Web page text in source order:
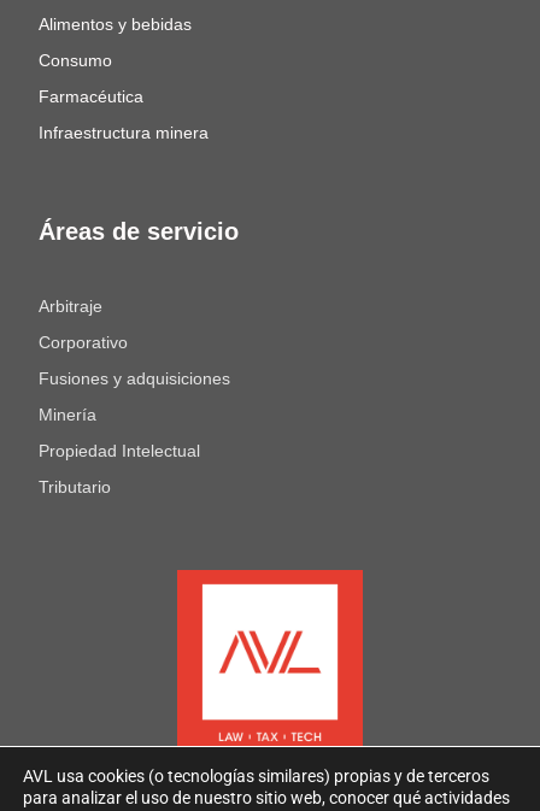
Áreas de servicio
Arbitraje
Corporativo
Fusiones y adquisiciones
Minería
Propiedad Intelectual
Tributario
Alimentos y bebidas
Consumo
Farmacéutica
Infraestructura minera
AVL usa cookies (o tecnologías similares) propias y de terceros
para analizar el uso de nuestro sitio web, conocer qué actividades